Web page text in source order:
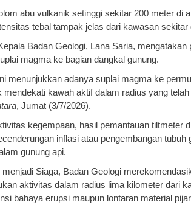
abu vulkanik setinggi sekitar 200 meter di
tebal tampak jelas dari kawasan sekitar
Badan Geologi, Lana Saria,
magma ke bagian dangkal gunung.
menunjukkan adanya suplai magma ke
mendekati kawah aktif dalam radius yang
, Jumat (3/7/2026).
kegempaan, hasil pemantauan tiltmeter
inflasi atau pengembangan tubuh
gunung api.
Siaga, Badan Geologi
aktivitas dalam radius lima kilometer dari
bahaya erupsi maupun lontaran material